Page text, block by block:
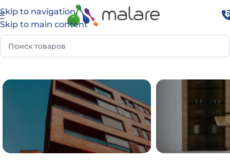
Skip to navigation
Skip to main content
Группа Грунт-эмаль 3 в 1 для труб и трубопроводов